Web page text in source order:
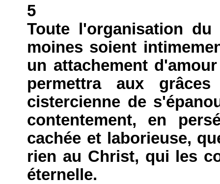
5
Toute l'organisation
moines soient
un attachement
permettra aux
cistercienne de
contentement, en
cachée et laborieuse,
rien au Christ, qui les
éternelle.